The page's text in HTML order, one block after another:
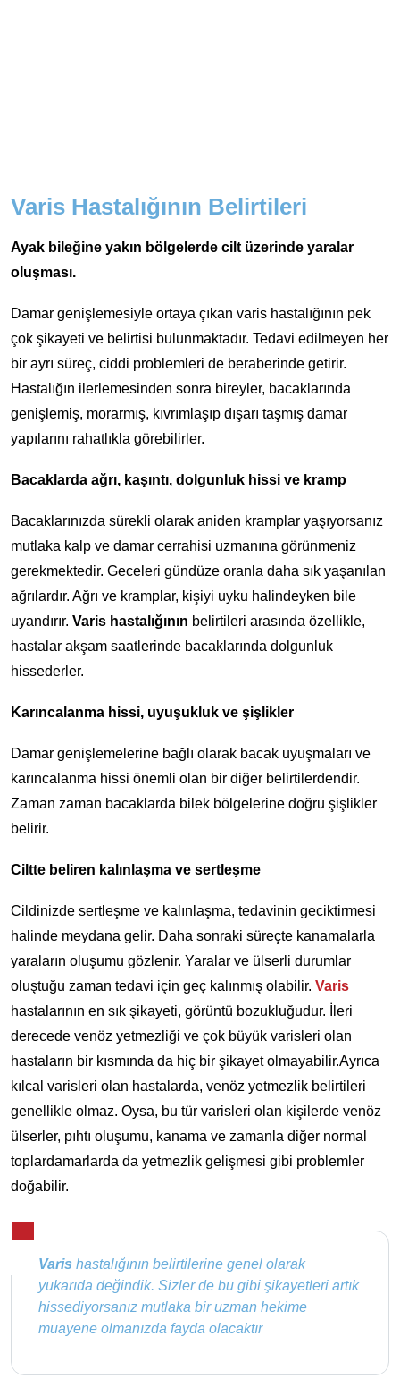
Varis Hastalığının Belirtileri
Ayak bileğine yakın bölgelerde cilt üzerinde yaralar
oluşması.
Damar genişlemesiyle ortaya çıkan varis hastalığının pek
çok şikayeti ve belirtisi bulunmaktadır. Tedavi edilmeyen her
bir ayrı süreç, ciddi problemleri de beraberinde getirir.
Hastalığın ilerlemesinden sonra bireyler, bacaklarında
genişlemiş, morarmış, kıvrımlaşıp dışarı taşmış damar
yapılarını rahatlıkla görebilirler.
Bacaklarda ağrı, kaşıntı, dolgunluk hissi ve kramp
Bacaklarınızda sürekli olarak aniden kramplar yaşıyorsanız
mutlaka kalp ve damar cerrahisi uzmanına görünmeniz
gerekmektedir. Geceleri gündüze oranla daha sık yaşanılan
ağrılardır. Ağrı ve kramplar, kişiyi uyku halindeyken bile
uyandırır. Varis hastalığının belirtileri arasında özellikle,
hastalar akşam saatlerinde bacaklarında dolgunluk
hissederler.
Karıncalanma hissi, uyuşukluk ve şişlikler
Damar genişlemelerine bağlı olarak bacak uyuşmaları ve
karıncalanma hissi önemli olan bir diğer belirtilerdendir.
Zaman zaman bacaklarda bilek bölgelerine doğru şişlikler
belirir.
Ciltte beliren kalınlaşma ve sertleşme
Cildinizde sertleşme ve kalınlaşma, tedavinin geciktirmesi
halinde meydana gelir. Daha sonraki süreçte kanamalarla
yaraların oluşumu gözlenir. Yaralar ve ülserli durumlar
oluştuğu zaman tedavi için geç kalınmış olabilir. Varis
hastalarının en sık şikayeti, görüntü bozukluğudur. İleri
derecede venöz yetmezliği ve çok büyük varisleri olan
hastaların bir kısmında da hiç bir şikayet olmayabilir.Ayrıca
kılcal varisleri olan hastalarda, venöz yetmezlik belirtileri
genellikle olmaz. Oysa, bu tür varisleri olan kişilerde venöz
ülserler, pıhtı oluşumu, kanama ve zamanla diğer normal
toplardamarlarda da yetmezlik gelişmesi gibi problemler
doğabilir.
Varis hastalığının belirtilerine genel olarak
yukarıda değindik. Sizler de bu gibi şikayetleri artık
hissediyorsanız mutlaka bir uzman hekime
muayene olmanızda fayda olacaktır